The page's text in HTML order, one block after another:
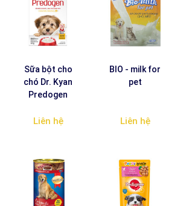
Sữa bột cho
chó Dr. Kyan
Predogen
Liên hệ
BIO - milk for
pet
Liên hệ